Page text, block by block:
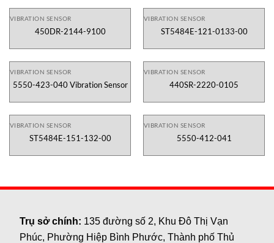
VIBRATION SENSOR
450DR-2144-9100
VIBRATION SENSOR
ST5484E-121-0133-00
VIBRATION SENSOR
5550-423-040 Vibration Sensor
VIBRATION SENSOR
440SR-2220-0105
VIBRATION SENSOR
ST5484E-151-132-00
VIBRATION SENSOR
5550-412-041
Trụ sở chính: 135 đường số 2, Khu Đô Thị Vạn
Phúc, Phường Hiệp Bình Phước, Thành phố Thủ